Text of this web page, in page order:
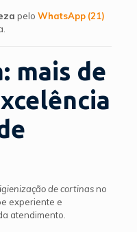
pelo WhatsApp (21)
mais de
de cortinasno
experiente e
atendimento.